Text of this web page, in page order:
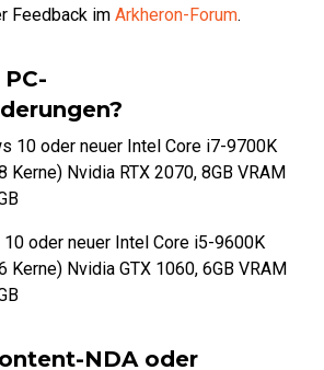
Feedback im Arkheron-Forum.
10 oder neuer Intel Core i7-9700K
Kerne) Nvidia RTX 2070, 8GB VRAM
oder neuer Intel Core i5-9600K
Kerne) Nvidia GTX 1060, 6GB VRAM
NDA oder